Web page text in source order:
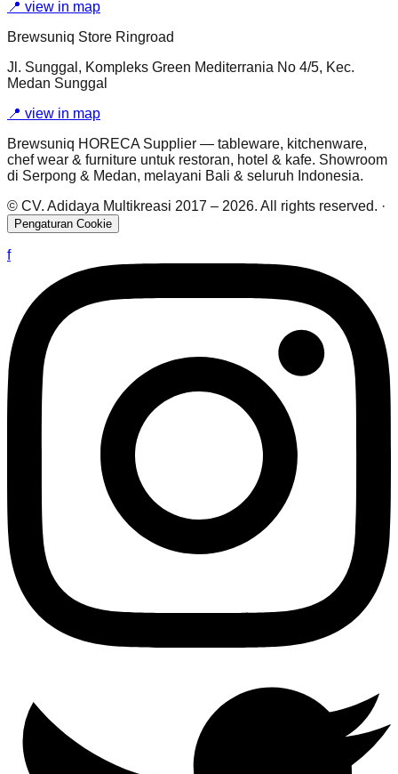
📍 view in map
Brewsuniq Store Ringroad
Jl. Sunggal, Kompleks Green Mediterrania No 4/5, Kec.
Medan Sunggal
📍 view in map
Brewsuniq HORECA Supplier — tableware, kitchenware,
chef wear & furniture untuk restoran, hotel & kafe. Showroom
di Serpong & Medan, melayani Bali & seluruh Indonesia.
© CV. Adidaya Multikreasi 2017 – 2026. All rights reserved. ·
Pengaturan Cookie
f